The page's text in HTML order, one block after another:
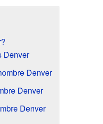
Denver
Denver
Denver
Denver